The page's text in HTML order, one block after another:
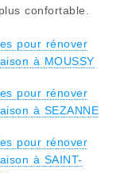
confortable.
pour rénover
à MOUSSY
pour rénover
à SEZANNE
pour rénover
à SAINT-